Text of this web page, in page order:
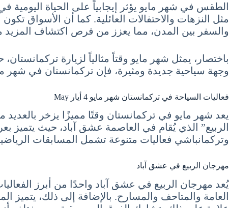
الطقس في شهر مايو يؤثر إيجابياً على الحياة
مثل النزهات والاحتفالات العائلية. كما أن الأسواق
والسفر بين المدن، مما يعزز من فرص اكتشاف المزيد
باختصار، يمثل شهر مايو وقتاً مثالياً لزيارة
وجهة سياحية جديدة ومثيرة، فإن تركمانستان في شهر
فعاليات السياحة في تركمانستان شهر مايو 4 أيار May
يعد شهر مايو في تركمانستان وقتًا مميزًا يزخر
الربيع” الذي يُقام في العاصمة عشق آباد، حيث يتميز
وتركمانباشي فعاليات متنوعة تشمل المسابقات
مهرجان الربيع في عشق آباد
يُعد مهرجان الربيع في عشق آباد واحدًا من أبرز
العامة والمتاحف والمسارح. بالإضافة إلى ذلك، يتميز